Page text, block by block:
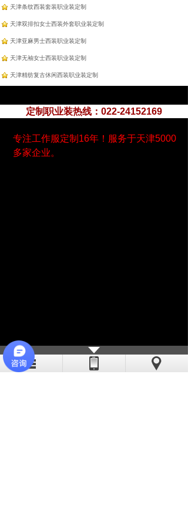
天津条纹西装套装职业装定制
天津双排扣女士西装外套职业装定制
天津亚麻男士西装职业装定制
天津无袖女士西装职业装定制
天津精纺复古休闲西装职业装定制
定制职业装热线：022-24152169
专注工作服定制16年！服务于天津5000
多家企业。